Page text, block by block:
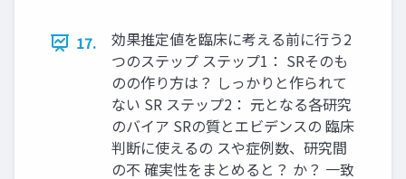
17.
効果推定値を臨床に考える前に行う2
つのステップ ステップ1： SRそのも
のの作り方は？ しっかりと作られて
ない SR ステップ2： 元となる各研究
のバイア SRの質とエビデンスの 臨床
判断に使えるの スや症例数、研究間
の不 確実性をまとめると？ か？ 一致